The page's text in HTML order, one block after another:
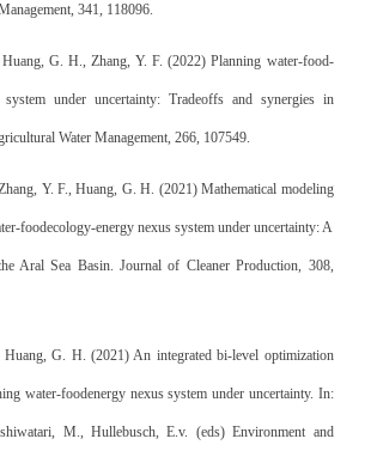
341, 118096.
G. H., Zhang, Y. F. (2022) Planning water-food-
system under uncertainty: Tradeoffs and synergies in
Water Management, 266, 107549.
Y. F., Huang, G. H. (2021) Mathematical modeling
foodecology-energy nexus system under uncertainty: A
Aral Sea Basin. Journal of Cleaner Production, 308,
G. H. (2021) An integrated bi-level optimization
water-foodenergy nexus system under uncertainty. In:
M., Hullebusch, E.v. (eds) Environment and